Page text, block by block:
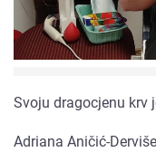
Svoju dragocjenu krv
Adriana Aničić-